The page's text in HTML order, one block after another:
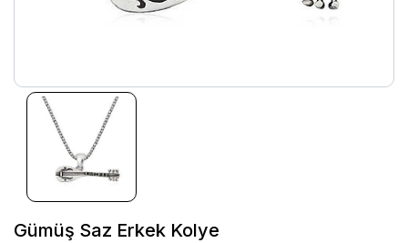
Gümüş Saz Erkek Kolye